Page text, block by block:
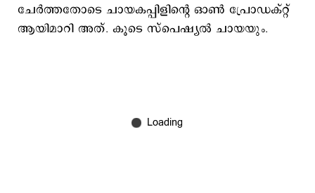
ചേർത്തതോടെ ചായകപ്പിളിന്റെ ഓൺ പ്രോഡക്റ്റ്
ആയിമാറി അത്. കൂടെ സ്പെഷ്യൽ ചായയും.